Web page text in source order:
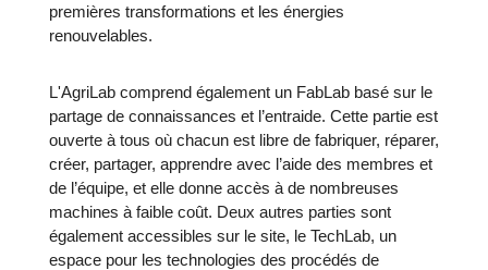
premières transformations et les énergies
renouvelables.
L'AgriLab comprend également un FabLab basé sur le
partage de connaissances et l’entraide. Cette partie est
ouverte à tous où chacun est libre de fabriquer, réparer,
créer, partager, apprendre avec l’aide des membres et
de l’équipe, et elle donne accès à de nombreuses
machines à faible coût. Deux autres parties sont
également accessibles sur le site, le TechLab, un
espace pour les technologies des procédés de